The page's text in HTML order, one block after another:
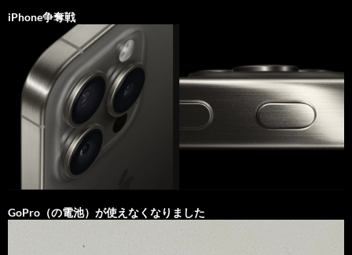
iPhone争奪戦
GoPro（の電池）が使えなくなりました